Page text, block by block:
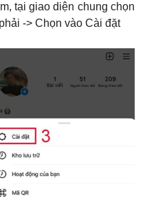
tại giao diện chung chọn
-> Chọn vào Cài đặt